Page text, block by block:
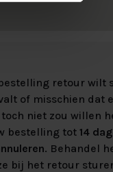
retour wilt
of misschien dat
niet zou willen
bestelling tot 14
. Behandel
bij het retour